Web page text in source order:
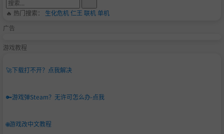
🔥 热门搜索： 生化危机仁王 联机单机
广告
游戏教程
🚀下载打不开？点我解决
🔑游戏弹Steam？无许可怎么办-点我
🌐游戏改中文教程